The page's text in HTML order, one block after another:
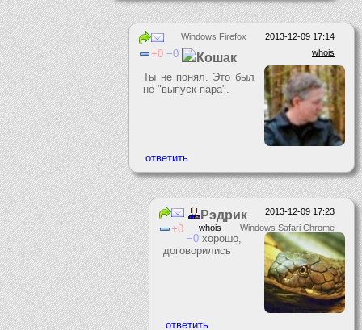
2013-12-09 17:14
Windows Firefox
whois
0 0 Кошак
Ты не понял. Это был
не "выпуск пара".
2013-12-09 17:23
Windows Safari Chrome
whois
0
0
Рэдрик
хорошо,
договорились